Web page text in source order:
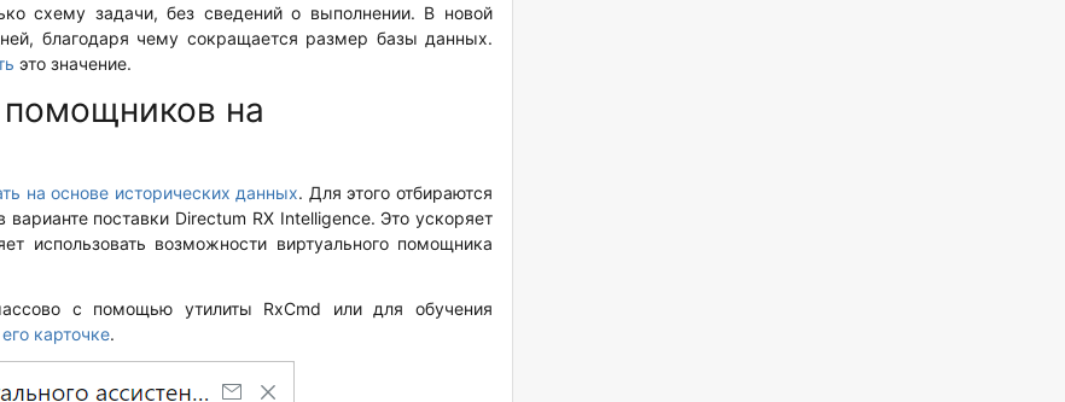
схему задачи, без сведений о выполнении. В новой
благодаря чему сокращается размер базы данных.
это значение.
на
на основе исторических данных. Для этого отбираются
поставки Directum RX Intelligence. Это ускоряет
использовать возможности виртуального помощника
с помощью утилиты RxCmd или для обучения
карточке.